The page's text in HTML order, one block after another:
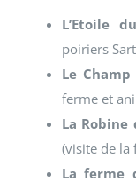
L’Etoile
poiriers
Le
ferme et
La Robine
(visite de la
La ferme